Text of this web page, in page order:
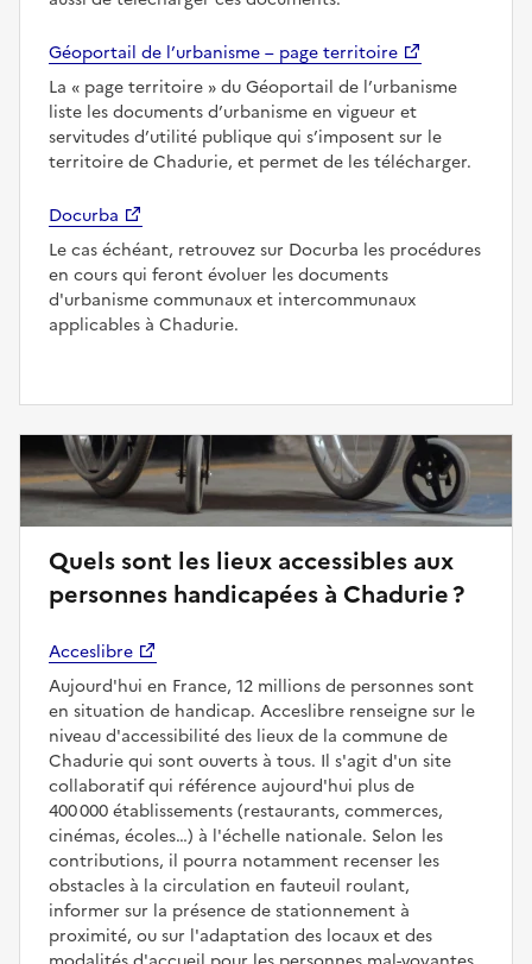
Géoportail de l’urbanisme – page territoire
La
page territoire
du Géoportail de l’urbanisme
liste les documents d’urbanisme en vigueur et
servitudes d’utilité publique qui s’imposent sur le
territoire de Chadurie, et permet de les télécharger.
Docurba
Le cas échéant, retrouvez sur Docurba les procédures
en cours qui feront évoluer les documents
d'urbanisme communaux et intercommunaux
applicables à Chadurie.
Quels sont les lieux accessibles aux
personnes handicapées à Chadurie ?
Acceslibre
Aujourd'hui en France, 12 millions de personnes sont
en situation de handicap. Acceslibre renseigne sur le
niveau d'accessibilité des lieux de la commune de
Chadurie qui sont ouverts à tous. Il s'agit d'un site
collaboratif qui référence aujourd'hui plus de
400 000 établissements (restaurants, commerces,
cinémas, écoles…) à l'échelle nationale. Selon les
contributions, il pourra notamment recenser les
obstacles à la circulation en fauteuil roulant,
informer sur la présence de stationnement à
proximité, ou sur l'adaptation des locaux et des